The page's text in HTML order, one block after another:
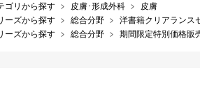
ゴリから探す 皮膚･形成外科
皮膚
ーズから探す 総合分野
洋書籍クリアランス
ーズから探す 総合分野 期間限定特別価格販